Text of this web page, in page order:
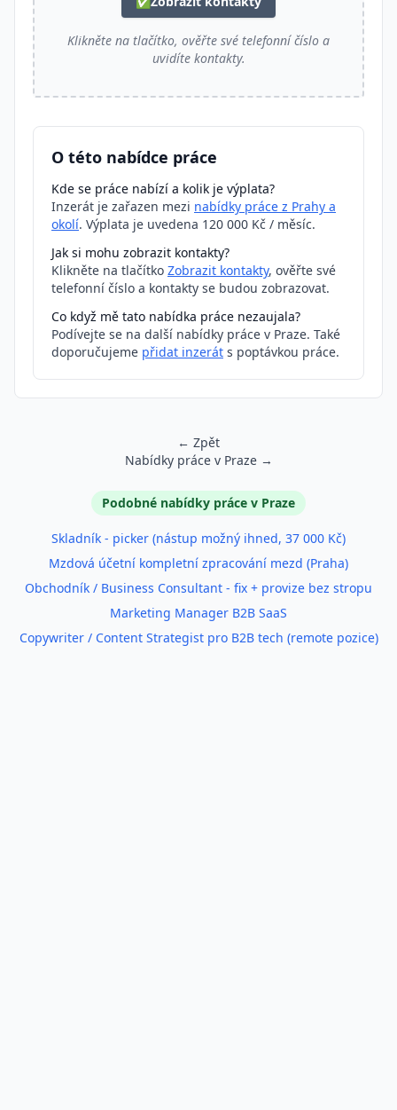
Klikněte na tlačítko, ověřte své telefonní číslo a
uvidíte kontakty.
O této nabídce práce
Kde se práce nabízí a kolik je výplata?
Inzerát je zařazen mezi nabídky práce z Prahy a
okolí. Výplata je uvedena 120 000 Kč / měsíc.
Jak si mohu zobrazit kontakty?
Klikněte na tlačítko Zobrazit kontakty, ověřte své
telefonní číslo a kontakty se budou zobrazovat.
Co když mě tato nabídka práce nezaujala?
Podívejte se na další nabídky práce v Praze. Také
doporučujeme přidat inzerát s poptávkou práce.
← Zpět
Nabídky práce v Praze →
Podobné inzerátyPodobné nabídky práce v Praze
Skladník - picker (nástup možný ihned, 37 000 Kč)
Mzdová účetní kompletní zpracování mezd (Praha)
Obchodník / Business Consultant - fix + provize bez stropu
Marketing Manager B2B SaaS
Copywriter / Content Strategist pro B2B tech (remote pozice)